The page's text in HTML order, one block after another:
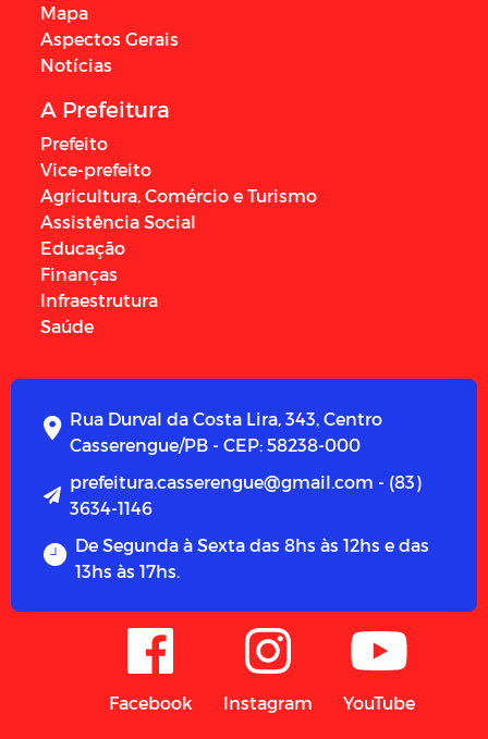
Mapa
Aspectos Gerais
Notícias
A Prefeitura
Prefeito
Vice-prefeito
Agricultura, Comércio e Turismo
Assistência Social
Educação
Finanças
Infraestrutura
Saúde
Rua Durval da Costa Lira, 343, Centro
Casserengue/PB - CEP: 58238-000
prefeitura.casserengue@gmail.com - (83)
3634-1146
De Segunda à Sexta das 8hs às 12hs e das
13hs às 17hs.
Facebook Instagram YouTube